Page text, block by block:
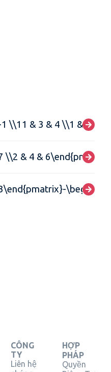
\\11 & 3 & 4 \\1 & -1 &
\\2 & 4 &
CÔNG
TY
Liên hệ
HỢP
PHÁP
Quyền